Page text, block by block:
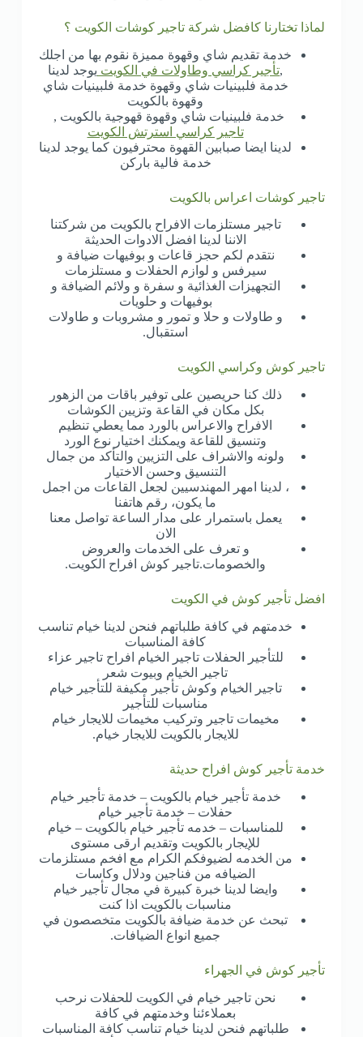
لماذا تختارنا كافضل شركة تاجير كوشات الكويت ؟
خدمة تقديم شاي وقهوة مميزة نقوم بها من اجلك
,تأجير كراسي وطاولات في الكويت يوجد لدينا
خدمة فلبينيات شاي وقهوة خدمة فلبينيات شاي
وقهوة بالكويت
خدمة فلبينيات شاي وقهوة قهوجية بالكويت ,
تاجير كراسي استرتش الكويت
لدينا ايضا صبابين القهوة محترفيون كما يوجد لدينا
خدمة فالية باركن
تاجير كوشات اعراس بالكويت
تاجير مستلزمات الافراح بالكويت من شركتنا
الاننا لدينا افضل الادوات الحديثة
نتقدم لكم حجز قاعات و بوفيهات ضيافة و
سيرفس و لوازم الحفلات و مستلزمات
التجهيزات الغذائية و سفرة و ولائم الضيافة و
بوفيهات و حلويات
و طاولات و حلا و تمور و مشروبات و طاولات
استقبال.
تاجير كوش وكراسي الكويت
ذلك كنا حريصين على توفير باقات من الزهور
بكل مكان في القاعة وتزيين الكوشات
الافراح والاعراس بالورد مما يعطي تنظيم
وتنسيق للقاعة ويمكنك اختيار نوع الورد
ولونه والاشراف على التزيين والتأكد من جمال
التنسيق وحسن الاختيار
، لدينا امهر المهندسيين لجعل القاعات من اجمل
ما يكون، رقم هاتفنا
يعمل باستمرار على مدار الساعة تواصل معنا
الان
و تعرف على الخدمات والعروض
والخصومات.تاجير كوش افراح الكويت.
افضل تأجير كوش في الكويت
خدمتهم في كافة طلباتهم فنحن لدينا خيام تناسب
كافة المناسبات
للتأجير الحفلات تاجير الخيام افراح تاجير عزاء
تاجير الخيام وبيوت شعر
تاجير الخيام وكوش تأجير مكيفة للتأجير خيام
مناسبات للتأجير
مخيمات تاجير وتركيب مخيمات للايجار خيام
للايجار بالكويت للايجار خيام.
خدمة تأجير كوش افراح حديثة
خدمة تأجير خيام بالكويت – خدمة تأجير خيام
حفلات – خدمة تأجير خيام
للمناسبات – خدمه تأجير خيام بالكويت – خيام
للإيجار بالكويت وتقديم ارقى مستوى
من الخدمه لضيوفكم الكرام مع افخم مستلزمات
الضيافه من فناجين ودلال وكاسات
وايضا لدينا خبرة كبيرة في مجال تأجير خيام
مناسبات بالكويت اذا كنت
تبحث عن خدمة ضيافة بالكويت متخصصون في
جميع انواع الضيافات.
تأجير كوش في الجهراء
نحن تاجير خيام في الكويت للحفلات نرحب
بعملاءئنا وخدمتهم في كافة
طلباتهم فنحن لدينا خيام تناسب كافة المناسبات